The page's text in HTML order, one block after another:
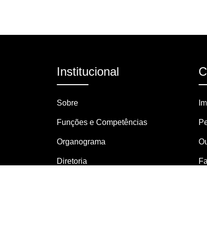
Institucional
Sobre
Funções e Competências
Organograma
Diretoria